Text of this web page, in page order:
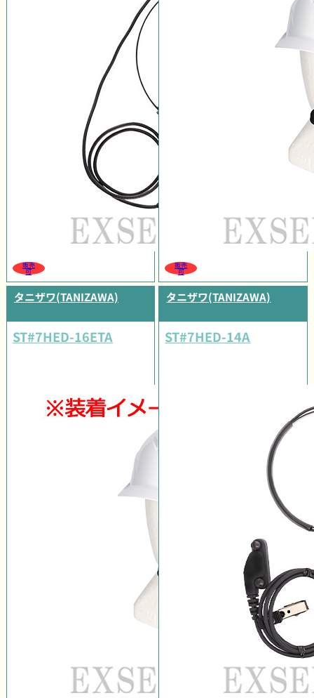
販売
可
販売
可
タニザワ(TANIZAWA)
ST#7HED-16ETA
タニザワ(TANIZAWA)
ST#7HED-14A